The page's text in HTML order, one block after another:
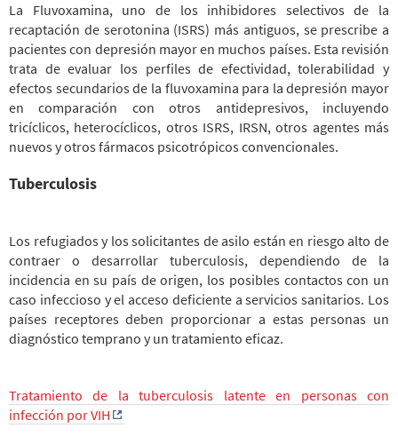
La Fluvoxamina, uno de los inhibidores selectivos de la
recaptación de serotonina (ISRS) más antiguos, se prescribe a
pacientes con depresión mayor en muchos países. Esta revisión
trata de evaluar los perfiles de efectividad, tolerabilidad y
efectos secundarios de la fluvoxamina para la depresión mayor
en comparación con otros antidepresivos, incluyendo
tricíclicos, heterocíclicos, otros ISRS, IRSN, otros agentes más
nuevos y otros fármacos psicotrópicos convencionales.
Tuberculosis
Los refugiados y los solicitantes de asilo están en riesgo alto de
contraer o desarrollar tuberculosis, dependiendo de la
incidencia en su país de origen, los posibles contactos con un
caso infeccioso y el acceso deficiente a servicios sanitarios. Los
países receptores deben proporcionar a estas personas un
diagnóstico temprano y un tratamiento eficaz.
Tratamiento de la tuberculosis latente en personas con
infección por VIH